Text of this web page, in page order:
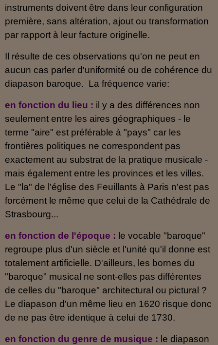
instruments doivent être dans leur configuration
première, sans altération, ajout ou transformation
par rapport à leur facture originelle.
Il résulte de ces observations qu'on ne peut en
aucun cas parler d'uniformité ou de cohérence du
diapason baroque. La fréquence varie:
en fonction du lieu : il y a des différences non
seulement entre les aires géographiques - le
terme "aire" est préférable à "pays" car les
frontières politiques ne correspondent pas
exactement au substrat de la pratique musicale -
mais également entre les provinces et les villes.
Le "la" de l'église des Feuillants à Paris n'est pas
forcément le même que celui de la Cathédrale de
Strasbourg...
en fonction de l'époque : le vocable "baroque"
regroupe plus d'un siècle et l'unité qu'il donne est
totalement artificielle. D'ailleurs, les bornes du
"baroque" musical ne sont-elles pas différentes
de celles du "baroque" architectural ou pictural ?
Le diapason d'un même lieu en 1620 risque donc
de ne pas être identique à celui de 1730.
en fonction du genre de musique : le diapason